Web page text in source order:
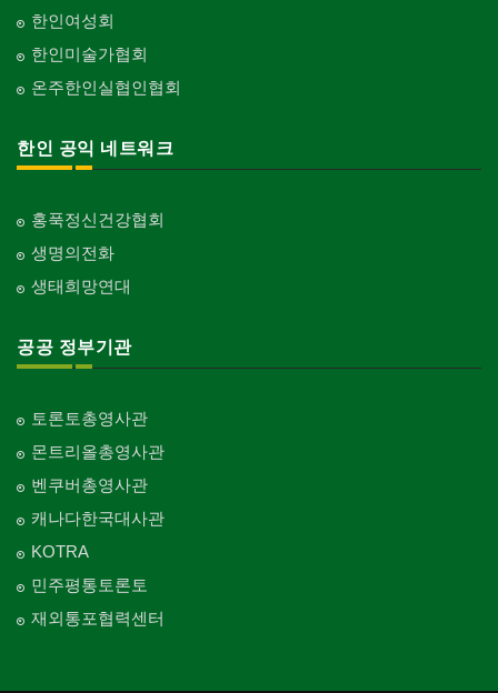
한인여성회
한인미술가협회
온주한인실협인협회
한인 공익 네트워크
홍푹정신건강협회
생명의전화
생태희망연대
공공 정부기관
토론토총영사관
몬트리올총영사관
벤쿠버총영사관
캐나다한국대사관
KOTRA
민주평통토론토
재외통포협력센터